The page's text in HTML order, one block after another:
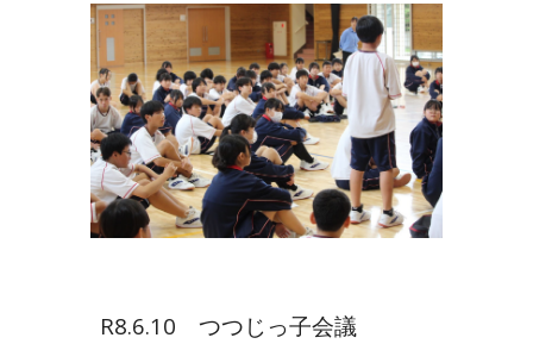
R8.6.10 つつじっ子会議